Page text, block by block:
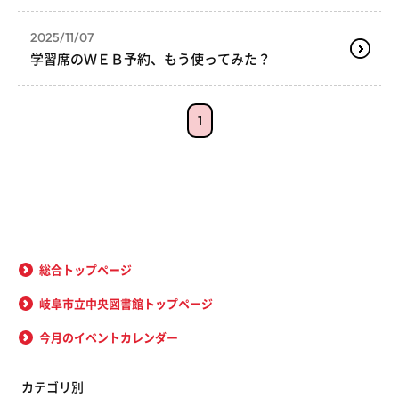
2025/11/07
学習席のＷＥＢ予約、もう使ってみた？
1
総合トップページ
岐阜市立中央図書館トップページ
今月のイベントカレンダー
カテゴリ別